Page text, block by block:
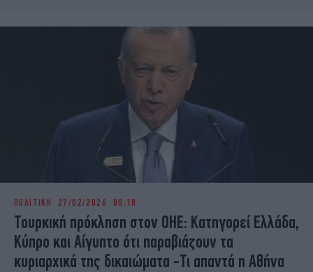
ΠΟΛΙΤΙΚΗ 27/02/2026 00:18
Τουρκική πρόκληση στον ΟΗΕ: Κατηγορεί Ελλάδα,
Κύπρο και Αίγυπτο ότι παραβιάζουν τα
κυριαρχικά της δικαιώματα -Τι απαντά η Αθήνα